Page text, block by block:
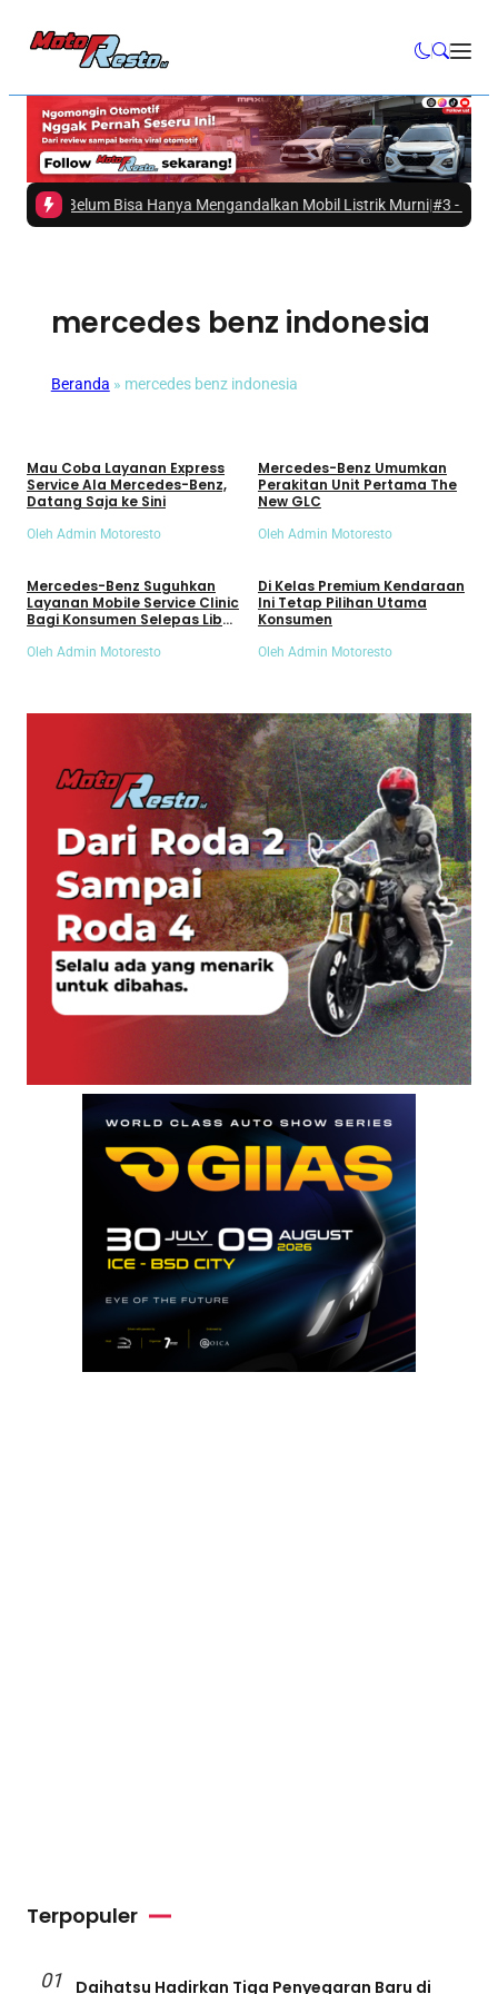
Belum Bisa Hanya Mengandalkan Mobil Listrik Murni| #3 -Hino Ajak
mercedes benz indonesia
Beranda » mercedes benz indonesia
Mau Coba Layanan Express
Service Ala Mercedes-Benz,
Datang Saja ke Sini
Oleh Admin Motoresto
Mercedes-Benz Umumkan
Perakitan Unit Pertama The
New GLC
Oleh Admin Motoresto
Mercedes-Benz Suguhkan
Layanan Mobile Service Clinic
Bagi Konsumen Selepas Libur
Oleh Admin Motoresto
Di Kelas Premium Kendaraan
Ini Tetap Pilihan Utama
Konsumen
Oleh Admin Motoresto
Terpopuler
01 Daihatsu Hadirkan Tiga Penyegaran Baru di